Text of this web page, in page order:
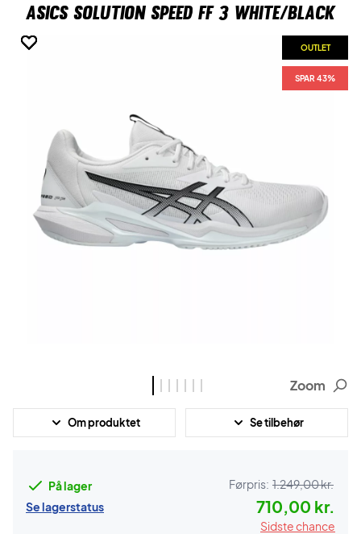
Asics Solution Speed FF 3 White/Black
OUTLET
SPAR 43%
OUTLET
SPAR 43%
OUTLET
SPAR 43%
OUTLET
SPAR 43%
OUTLET
SPAR 43%
OUTLET
SPAR 43%
OUTLET
SPAR 43%
Zoom
Om produktet Se tilbehør
På lager
Se lagerstatus
Førpris: 1.249,00 kr.
710,00 kr.
Sidste chance